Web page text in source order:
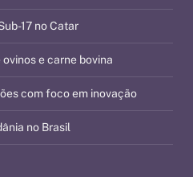
17 no Catar
e carne bovina
com foco em inovação
no Brasil